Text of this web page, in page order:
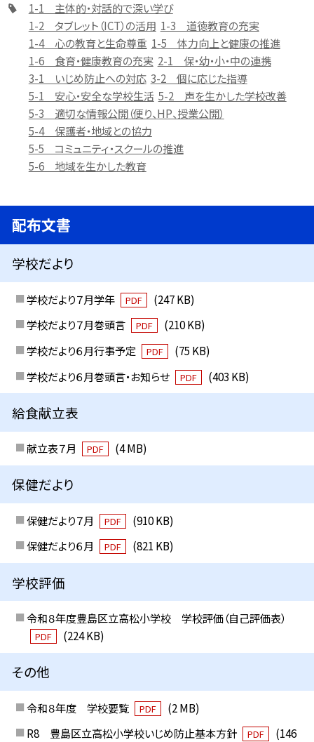
1-1 主体的・対話的で深い学び
1-2 タブレット（ICT）の活用 1-3 道徳教育の充実
1-4 心の教育と生命尊重 1-5 体力向上と健康の推進
1-6 食育・健康教育の充実 2-1 保・幼・小・中の連携
3-1 いじめ防止への対応 3-2 個に応じた指導
5-1 安心・安全な学校生活 5-2 声を生かした学校改善
5-3 適切な情報公開（便り、HP、授業公開）
5-4 保護者・地域との協力
5-5 コミュニティ・スクールの推進
5-6 地域を生かした教育
配布文書
学校だより
学校だより７月学年 PDF
(247 KB)
学校だより７月巻頭言
PDF
(210 KB)
学校だより６月行事予定
PDF
(75 KB)
学校だより６月巻頭言・お知らせ
PDF (403 KB)
給食献立表
献立表７月 PDF (4 MB)
保健だより
保健だより７月 PDF
(910 KB)
保健だより６月
PDF (821 KB)
学校評価
令和８年度豊島区立高松小学校 学校評価（自己評価表）
PDF (224 KB)
その他
令和８年度 学校要覧 PDF
(2 MB)
R8 豊島区立高松小学校いじめ防止基本方針
PDF
(146